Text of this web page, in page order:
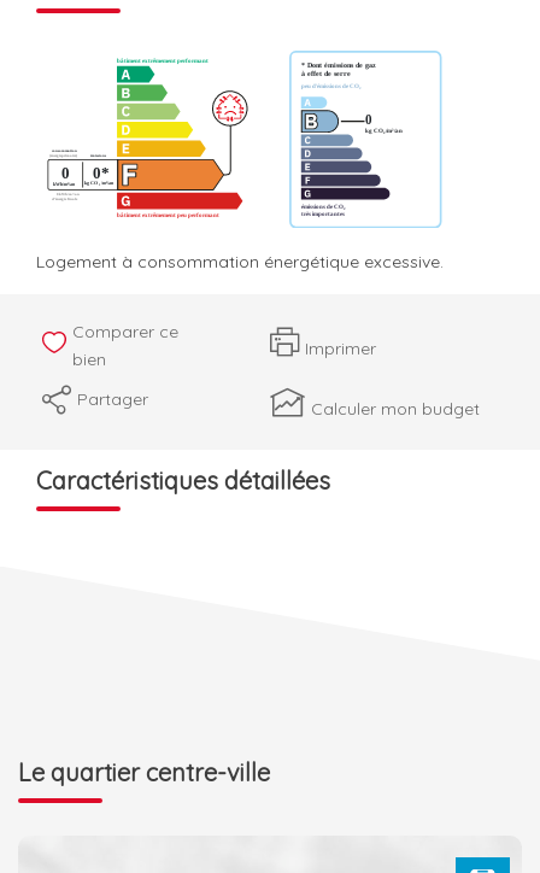
Logement à consommation énergétique excessive.
Comparer ce
bien
Imprimer
Partager Calculer mon budget
Caractéristiques détaillées
Le quartier centre-ville